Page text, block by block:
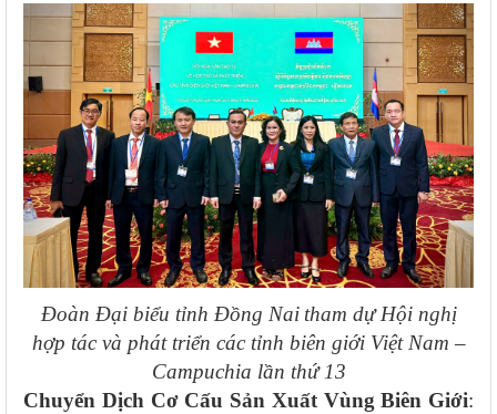
Đoàn Đại biểu tỉnh Đồng Nai tham dự Hội nghị
hợp tác và phát triển các tỉnh biên giới Việt Nam –
Campuchia lần thứ 13
Chuyển Dịch Cơ Cấu Sản Xuất Vùng Biên Giới: